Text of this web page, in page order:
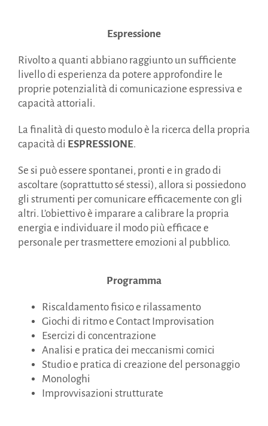
Espressione
Rivolto a quanti abbiano raggiunto un sufficiente
livello di esperienza da potere approfondire le
proprie potenzialità di comunicazione espressiva e
capacità attoriali.
La finalità di questo modulo è la ricerca della propria
capacità di ESPRESSIONE.
Se si può essere spontanei, pronti e in grado di
ascoltare (soprattutto sé stessi), allora si possiedono
gli strumenti per comunicare efficacemente con gli
altri. L’obiettivo è imparare a calibrare la propria
energia e individuare il modo più efficace e
personale per trasmettere emozioni al pubblico.
Programma
Riscaldamento fisico e rilassamento
Giochi di ritmo e Contact Improvisation
Esercizi di concentrazione
Analisi e pratica dei meccanismi comici
Studio e pratica di creazione del personaggio
Monologhi
Improvvisazioni strutturate